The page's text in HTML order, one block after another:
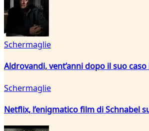
Schermaglie
Aldrovandi, vent’anni dopo il suo
Schermaglie
Netflix, l’enigmatico film di Schnabel